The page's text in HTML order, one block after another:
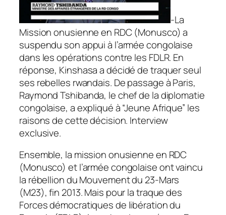
-La
Mission onusienne en RDC (Monusco) a
suspendu son appui à l’armée congolaise
dans les opérations contre les FDLR. En
réponse, Kinshasa a décidé de traquer seul
ses rebelles rwandais. De passage à Paris,
Raymond Tshibanda, le chef de la diplomatie
congolaise, a expliqué à “Jeune Afrique” les
raisons de cette décision. Interview
exclusive.
Ensemble, la mission onusienne en RDC
(Monusco) et l’armée congolaise ont vaincu
la rébellion du Mouvement du 23-Mars
(M23), fin 2013. Mais pour la traque des
Forces démocratiques de libération du